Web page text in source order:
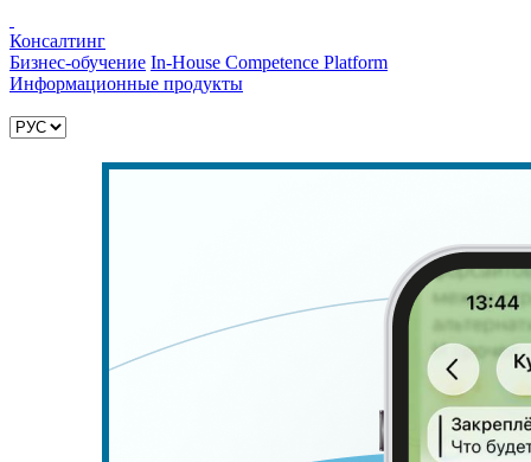
Консалтинг
Бизнес-обучение In-House Competence Platform
Информационные продукты